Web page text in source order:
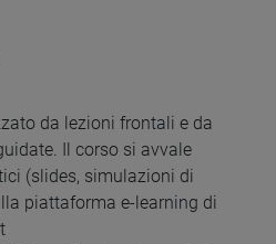
da lezioni frontali e da
Il corso si avvale
(slides, simulazioni di
piattaforma e-learning di